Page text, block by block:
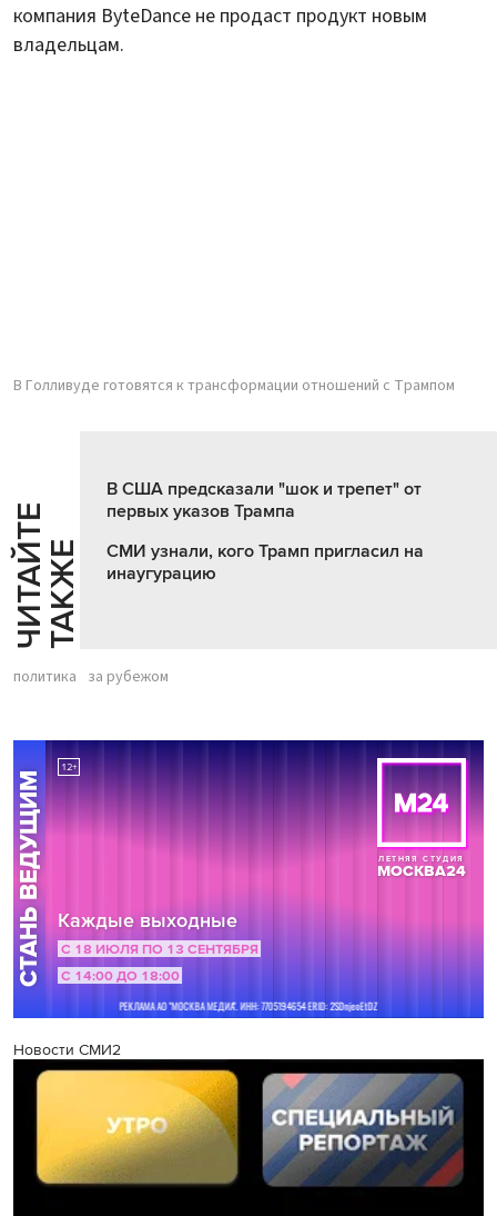
компания ByteDance не продаст продукт новым
владельцам.
В Голливуде готовятся к трансформации отношений с Трампом
Ч
И
Т
АЙ
Т
Е
Т
А
К
ЖЕ
В США предсказали "шок и трепет" от
первых указов Трампа
СМИ узнали, кого Трамп пригласил на
инаугурацию
политика за рубежом
Новости СМИ2